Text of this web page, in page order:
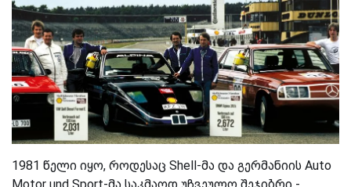
1981 წელი იყო, როდესაც Shell-მა და გერმანიის Auto
Motor und Sport-მა საკმაოდ უჩვეულო შეჯიბრი -